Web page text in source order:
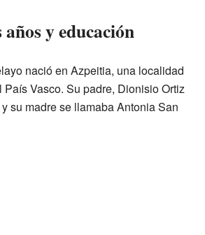
y educación
nació en Azpeitia, una localidad
País Vasco. Su padre, Dionisio Ortiz
su madre se llamaba Antonia San